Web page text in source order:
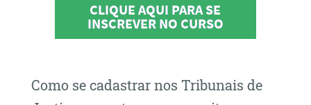
CLIQUE AQUI PARA SE
INSCREVER NO CURSO
Como se cadastrar nos Tribunais de